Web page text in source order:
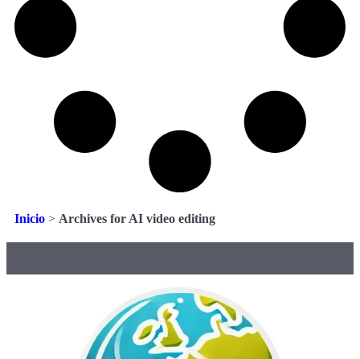
Inicio > Archives for AI video editing